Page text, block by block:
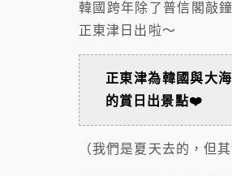
韓國跨年除了普信閣敲
正東津日出啦～
正東津為韓國與大
的賞日出景點❤️
（我們是夏天去的，但